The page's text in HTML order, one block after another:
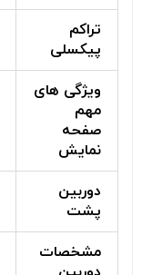
تراکم
پیکسلی
ویژگی‌ های
مهم
صفحه
نمایش
دوربین
پشت
مشخصات